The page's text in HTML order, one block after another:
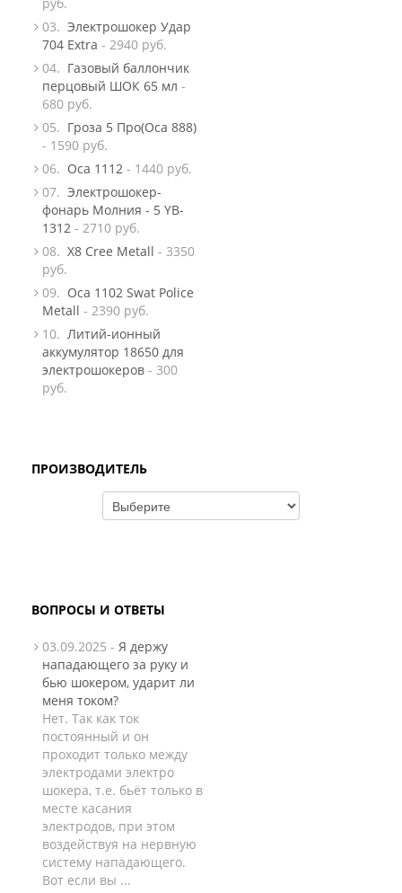
03. Электрошокер Удар
704 Extra - 2940 руб.
04. Газовый баллончик
перцовый ШОК 65 мл -
680 руб.
05. Гроза 5 Про(Оса 888)
- 1590 руб.
06. Оса 1112 - 1440 руб.
07. Электрошокер-
фонарь Молния - 5 YB-
1312 - 2710 руб.
08. X8 Сree Metall - 3350
руб.
09. Оса 1102 Swat Police
Metall - 2390 руб.
10. Литий-ионный
аккумулятор 18650 для
электрошокеров - 300
руб.
ПРОИЗВОДИТЕЛЬ
ВОПРОСЫ И ОТВЕТЫ
03.09.2025 - Я держу
нападающего за руку и
бью шокером, ударит ли
меня током?
Нет. Так как ток
постоянный и он
проходит только между
электродами электро
шокера, т.е. бьёт только в
месте касания
электродов, при этом
воздействуя на нервную
систему нападающего.
Вот если вы ...